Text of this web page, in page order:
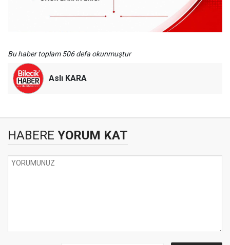
Bu haber toplam 506 defa okunmuştur
Aslı KARA
HABERE YORUM KAT